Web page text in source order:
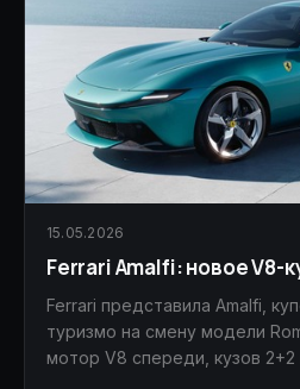
15.05.2026
Ferrari Amalfi: новое V8-
Ferrari представила Amalfi,
туризмо на смену модели
мотор V8 спереди, кузов 2+2